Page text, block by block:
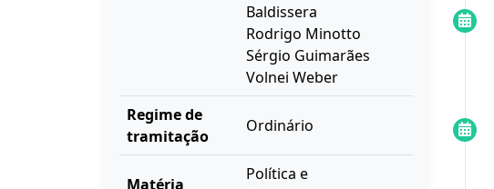
Baldissera
Rodrigo Minotto
Sérgio Guimarães
Volnei Weber
Regime de
tramitação
Ordinário
Matéria
Política e